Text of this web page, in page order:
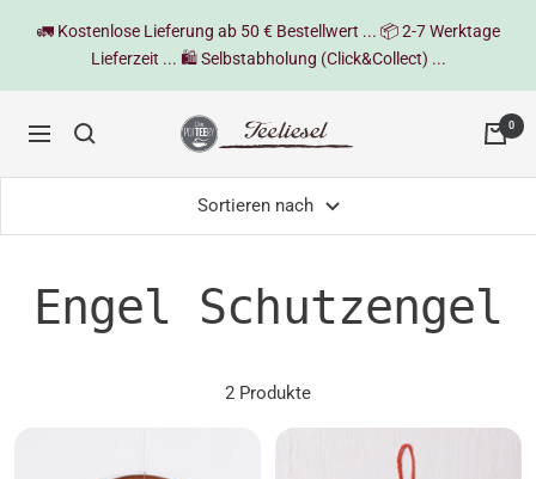
🚛 Kostenlose Lieferung ab 50 € Bestellwert ... 📦 2-7 Werktage
Lieferzeit ... 🛍️ Selbstabholung (Click&Collect) ...
Navigation
Teeliesel 0
Sortieren nach
Engel Schutzengel
2 Produkte